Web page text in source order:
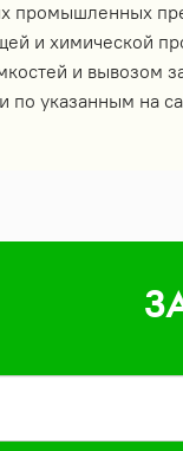
промышленных
и химической
и вывозом
по указанным на